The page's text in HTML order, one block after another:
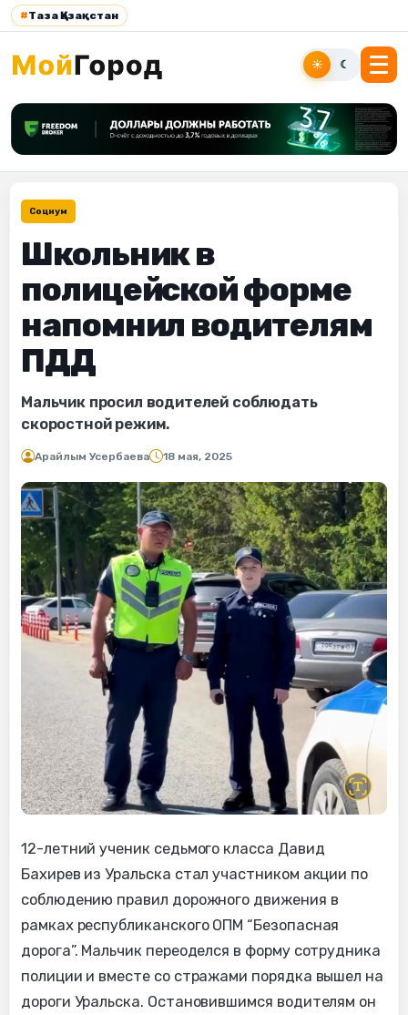
#Таза Қазақстан
☀ ☾
Социум
Школьник в
полицейской форме
напомнил водителям
ПДД
Мальчик просил водителей соблюдать
скоростной режим.
Арайлым Усербаева 18 мая, 2025
12-летний ученик седьмого класса Давид
Бахирев из Уральска стал участником акции по
соблюдению правил дорожного движения в
рамках республиканского ОПМ “Безопасная
дорога”. Мальчик переоделся в форму сотрудника
полиции и вместе со стражами порядка вышел на
дороги Уральска. Остановившимся водителям он